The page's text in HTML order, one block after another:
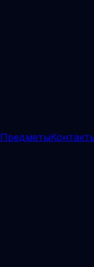
Предметы